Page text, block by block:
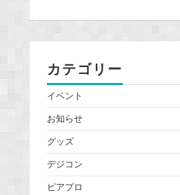
カテゴリー
イベント
お知らせ
グッズ
デジコン
ピアプロ